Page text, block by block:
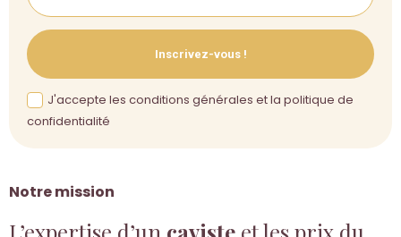
Notre mission
Inscrivez-vous !
J'accepte les conditions générales et la politique de
confidentialité